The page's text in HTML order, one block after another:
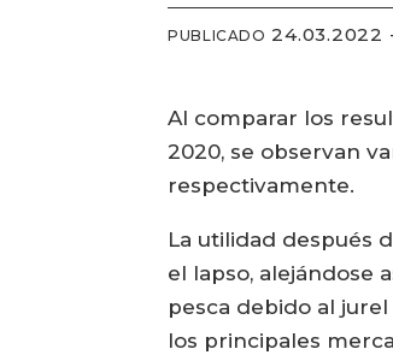
PUBLICADO 24.03.2022
Al comparar los
2020, se observan
respectivamente.
La utilidad después
el lapso, alejándose
pesca debido al
los principales